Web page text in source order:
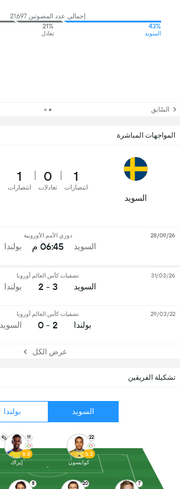
تشكيلة الفريقين
السويد بولندا
8 20 7
11
6.8
إيزاك
22
6.3
كوايسون
إجمالي عدد المصوتين 21,697
43%
السويد
21%
تعادل
السّابق
المواجهات المباشرة
السويد
1
انتصارات
0
تعادلات
1
انتصارات
السويد
دوري الأمم الأوروبية
06:45 م بولندا
28/09/26
السويد
تصفيات كأس العالم أوروبا
3 - 2 بولندا
31/03/26
بولندا
تصفيات كأس العالم أوروبا
2 - 0 السويد
29/03/22
عرض الكل